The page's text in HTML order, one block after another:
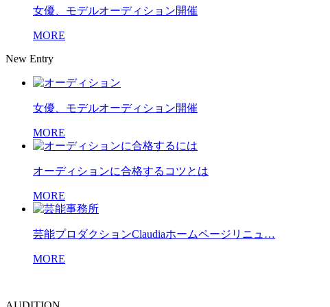
女優、モデルオーディション開催
MORE
New Entry
女優、モデルオーディション開催
MORE
オーディションに合格するコツとは
MORE
芸能プロダクションClaudiaホームページリニュ…
MORE